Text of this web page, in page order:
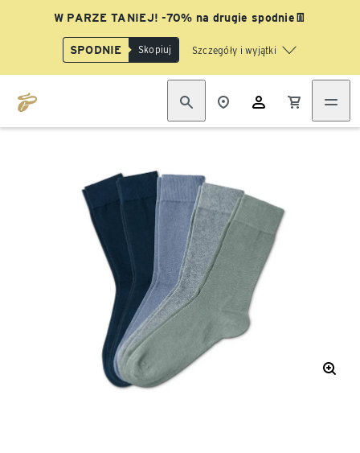
W PARZE TANIEJ! -70% na drugie spodnie👖
SPODNIE Skopiuj Szczegóły i wyjątki